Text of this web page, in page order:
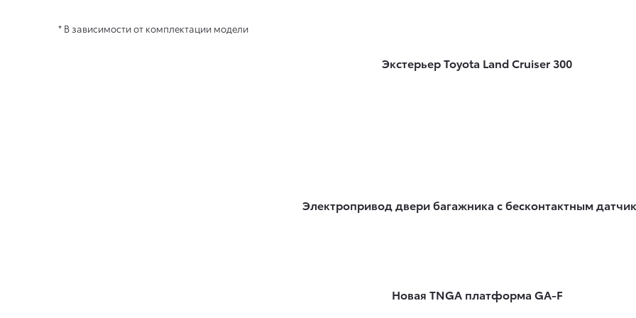
* В зависимости от комплектации модели
Экстерьер Toyota Land Cruiser 300
Электропривод двери багажника с бесконтактным
Новая TNGA платформа GA-F